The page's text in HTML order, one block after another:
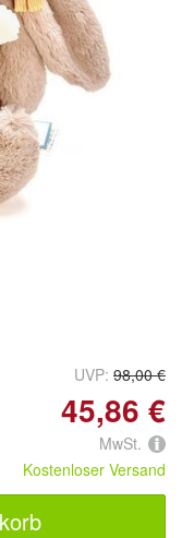
UVP: 98,00 €
45,86 €
MwSt.
Kostenloser Versand